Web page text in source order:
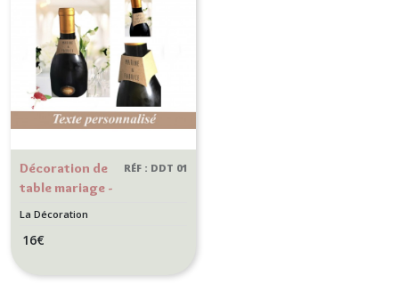
Décoration de
table mariage -
lot de 10
bouteille
RÉF : DDT 01
La Décoration
16€